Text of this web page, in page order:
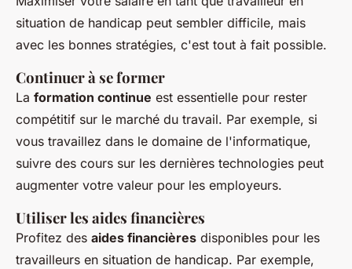
situation de handicap peut sembler difficile, mais
avec les bonnes stratégies, c'est tout à fait possible.
Continuer à se former
La formation continue est essentielle pour rester
compétitif sur le marché du travail. Par exemple, si
vous travaillez dans le domaine de l'informatique,
suivre des cours sur les dernières technologies peut
augmenter votre valeur pour les employeurs.
Utiliser les aides financières
Profitez des aides financières disponibles pour les
travailleurs en situation de handicap. Par exemple,